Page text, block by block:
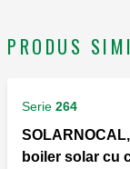
PRODUS
Serie 264
boiler solar cu